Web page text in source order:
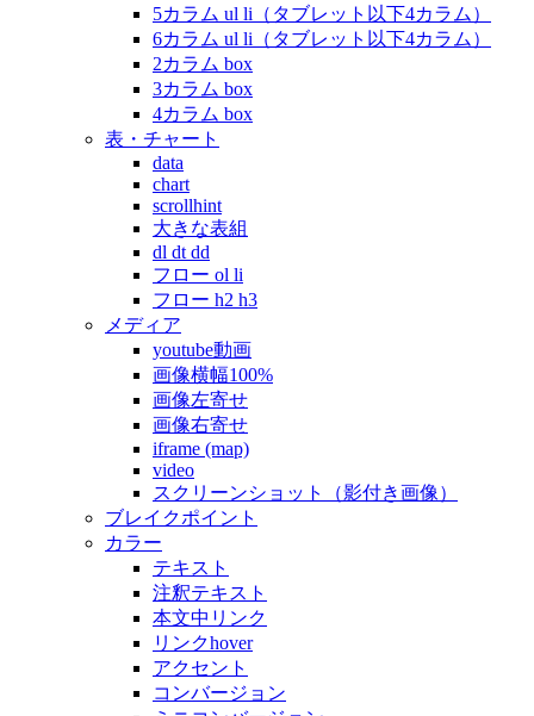
5カラム ul li（タブレット以下4カラム）
6カラム ul li（タブレット以下4カラム）
2カラム box
3カラム box
4カラム box
表・チャート
data
chart
scrollhint
大きな表組
dl dt dd
フロー ol li
フロー h2 h3
メディア
youtube動画
画像横幅100%
画像左寄せ
画像右寄せ
iframe (map)
video
スクリーンショット（影付き画像）
ブレイクポイント
カラー
テキスト
注釈テキスト
本文中リンク
リンクhover
アクセント
コンバージョン